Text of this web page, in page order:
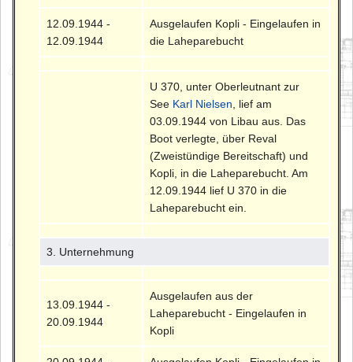
12.09.1944 -
12.09.1944
Ausgelaufen Kopli - Eingelaufen in
die Laheparebucht
U 370, unter Oberleutnant zur
See Karl Nielsen , lief am
03.09.1944 von Libau aus. Das
Boot verlegte, über Reval
(Zweistündige Bereitschaft) und
Kopli, in die Laheparebucht. Am
12.09.1944 lief U 370 in die
Laheparebucht ein.
3. Unternehmung
13.09.1944 -
20.09.1944
Ausgelaufen aus der
Laheparebucht - Eingelaufen in
Kopli